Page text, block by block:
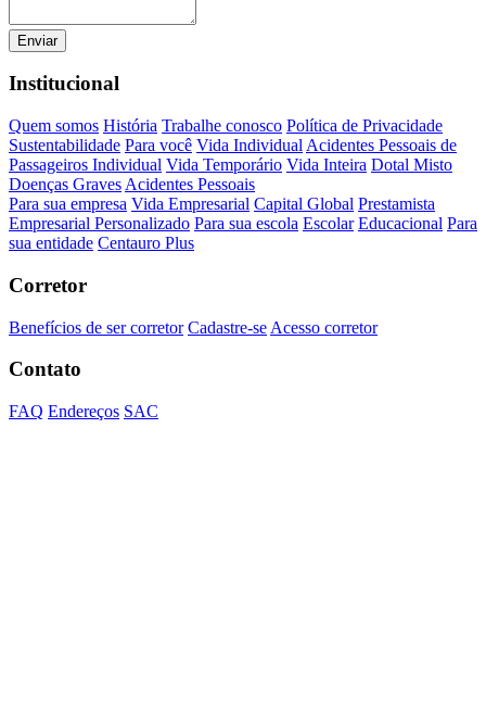
Enviar
Institucional
Quem somos História Trabalhe conosco Política de Privacidade
Sustentabilidade Para você Vida Individual Acidentes Pessoais de
Passageiros Individual Vida Temporário Vida Inteira Dotal Misto
Doenças Graves Acidentes Pessoais
Para sua empresa Vida Empresarial Capital Global Prestamista
Empresarial Personalizado Para sua escola Escolar Educacional Para
sua entidade Centauro Plus
Corretor
Benefícios de ser corretor Cadastre-se Acesso corretor
Contato
FAQ Endereços SAC